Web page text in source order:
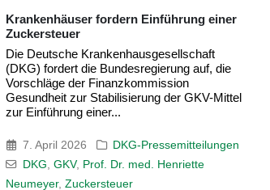
Massive Kürzungen in Umbruchzeiten,
Krankenhäuser werden doppelt belastet –
Kommissionsvorschläge steigern
Bürokratie
Die Deutsche Krankenhausgesellschaft
(DKG) blickt mit großer Sorge auf die
Vorschläge der GKV-Finanzkommission. Die
Kürzungen, zusätzliche...